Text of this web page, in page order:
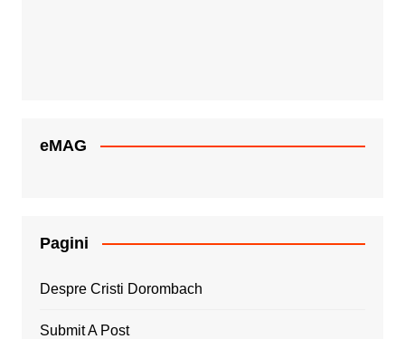
eMAG
Pagini
Despre Cristi Dorombach
Submit A Post